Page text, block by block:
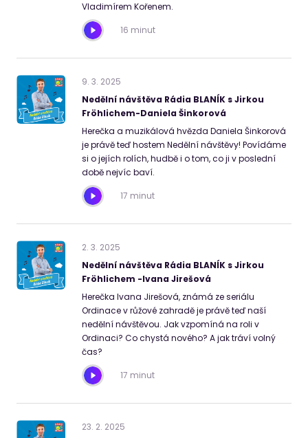
Vladimírem Kořenem.
16 minut
9. 3. 2025
Nedělní návštěva Rádia BLANÍK s Jirkou
Fröhlichem-Daniela Šinkorová
Herečka a muzikálová hvězda Daniela Šinkorová
je právě teď hostem Nedělní návštěvy! Povídáme
si o jejích rolích, hudbě i o tom, co ji v poslední
době nejvíc baví.
17 minut
2. 3. 2025
Nedělní návštěva Rádia BLANÍK s Jirkou
Fröhlichem -Ivana Jirešová
Herečka Ivana Jirešová, známá ze seriálu
Ordinace v růžové zahradě je právě teď naší
nedělní návštěvou. Jak vzpomíná na roli v
Ordinaci? Co chystá nového? A jak tráví volný
čas?
17 minut
23. 2. 2025